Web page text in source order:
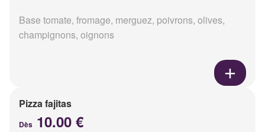
Base tomate, fromage, merguez, poivrons, olives,
champignons, oignons
Pizza fajitas
Dès 10.00 €